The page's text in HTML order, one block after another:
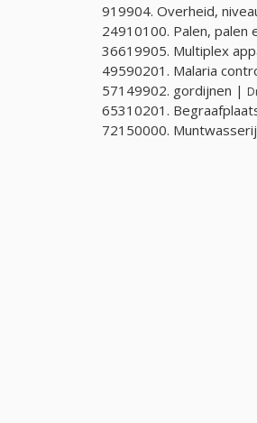
919904. Overheid,
24910100. Palen, palen
36619905. Multiplex
49590201. Malaria
57149902. gordijnen |
65310201.
72150000.